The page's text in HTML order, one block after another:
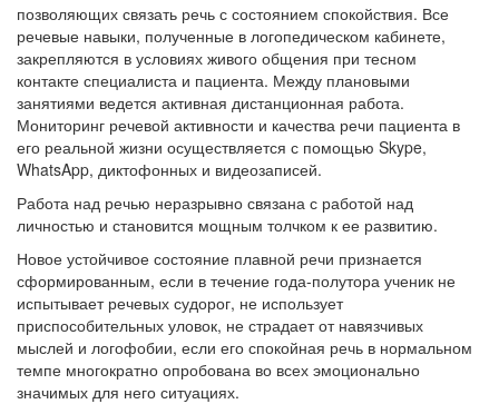
позволяющих связать речь с состоянием спокойствия. Все
речевые навыки, полученные в логопедическом кабинете,
закрепляются в условиях живого общения при тесном
контакте специалиста и пациента. Между плановыми
занятиями ведется активная дистанционная работа.
Мониторинг речевой активности и качества речи пациента в
его реальной жизни осуществляется с помощью Skype,
WhatsApp, диктофонных и видеозаписей.
Работа над речью неразрывно связана с работой над
личностью и становится мощным толчком к ее развитию.
Новое устойчивое состояние плавной речи признается
сформированным, если в течение года-полутора ученик не
испытывает речевых судорог, не использует
приспособительных уловок, не страдает от навязчивых
мыслей и логофобии, если его спокойная речь в нормальном
темпе многократно опробована во всех эмоционально
значимых для него ситуациях.